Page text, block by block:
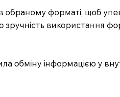
обраному форматі, щоб
зручність використання
обміну інформацією у